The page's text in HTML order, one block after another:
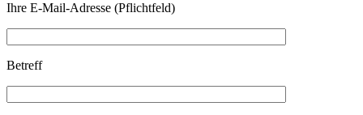
Ihre E-Mail-Adresse (Pflichtfeld)
Betreff